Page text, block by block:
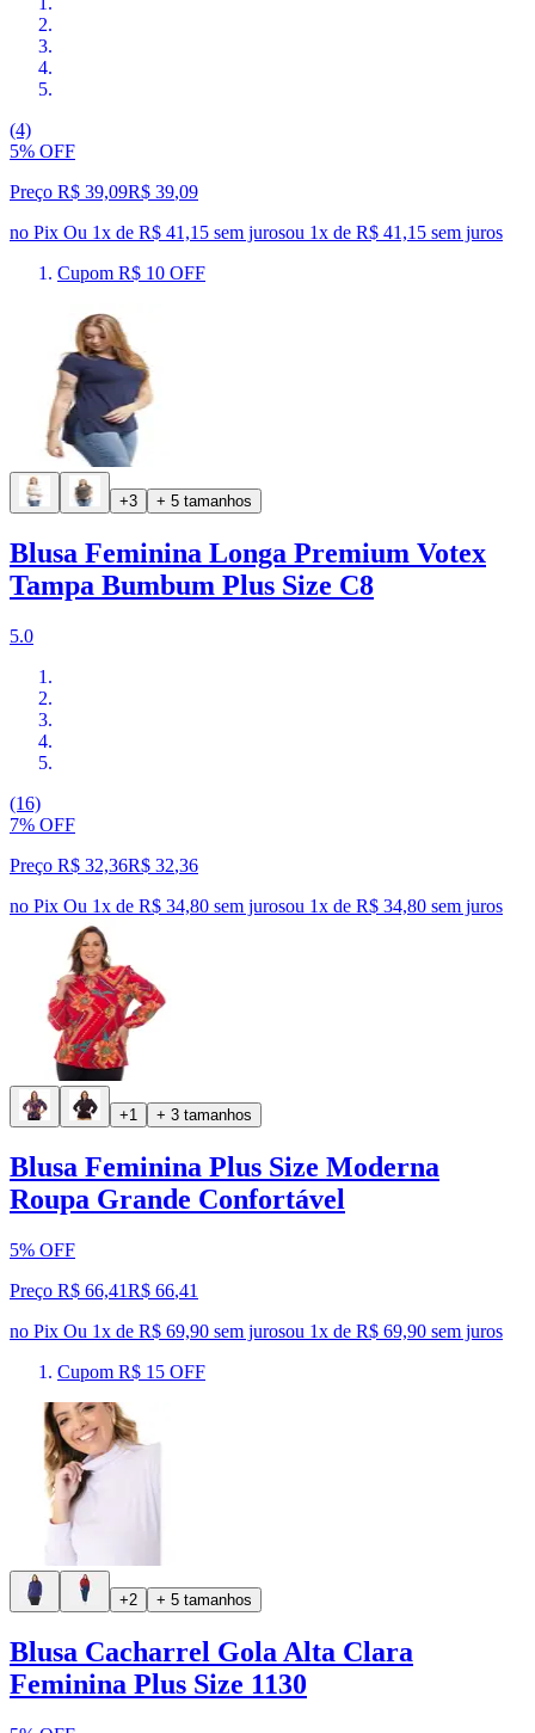
(4)
5% OFF
Preço R$ 39,09R$ 39,09
no Pix Ou 1x de R$ 41,15 sem jurosou 1x de R$ 41,15 sem juros
Cupom R$ 10 OFF
+3 + 5 tamanhos
Blusa Feminina Longa Premium Votex
Tampa Bumbum Plus Size C8
5.0
(16)
7% OFF
Preço R$ 32,36R$ 32,36
no Pix Ou 1x de R$ 34,80 sem jurosou 1x de R$ 34,80 sem juros
+1 + 3 tamanhos
Blusa Feminina Plus Size Moderna
Roupa Grande Confortável
5% OFF
Preço R$ 66,41R$ 66,41
no Pix Ou 1x de R$ 69,90 sem jurosou 1x de R$ 69,90 sem juros
Cupom R$ 15 OFF
+2 + 5 tamanhos
Blusa Cacharrel Gola Alta Clara
Feminina Plus Size 1130